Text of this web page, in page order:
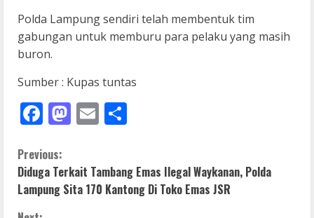
Polda Lampung sendiri telah membentuk tim
gabungan untuk memburu para pelaku yang masih
buron.
Sumber : Kupas tuntas
Facebook
Mastodon
Email
C
o
Previous:
Diduga Terkait Tambang Emas Ilegal Waykanan, Polda
Lampung Sita 170 Kantong Di Toko Emas JSR